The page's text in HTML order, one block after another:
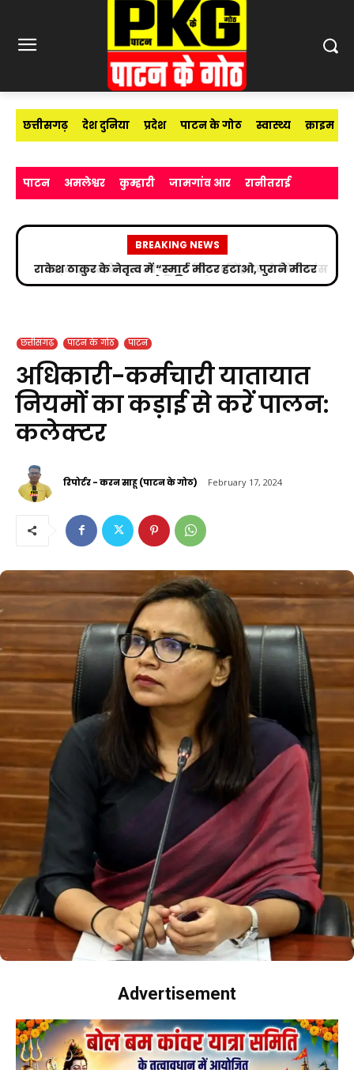
छत्तीसगढ़ देश दुनिया प्रदेश पाटन के गोठ स्वास्थ्य क्राइम
पाटन अमलेश्वर कुम्हारी जामगांव आर रानीतराई
BREAKING NEWS
सड़क हादसे के बाद उपचाररत किरण सिंह देव से मिले सांसद
विजय बघेल
छत्तीसगढ़ पाटन के गोठ पाटन
अधिकारी-कर्मचारी यातायात
नियमों का कड़ाई से करें पालन:
कलेक्टर
रिपोर्टर - करन साहू (पाटन के गोठ) February 17, 2024
Advertisement